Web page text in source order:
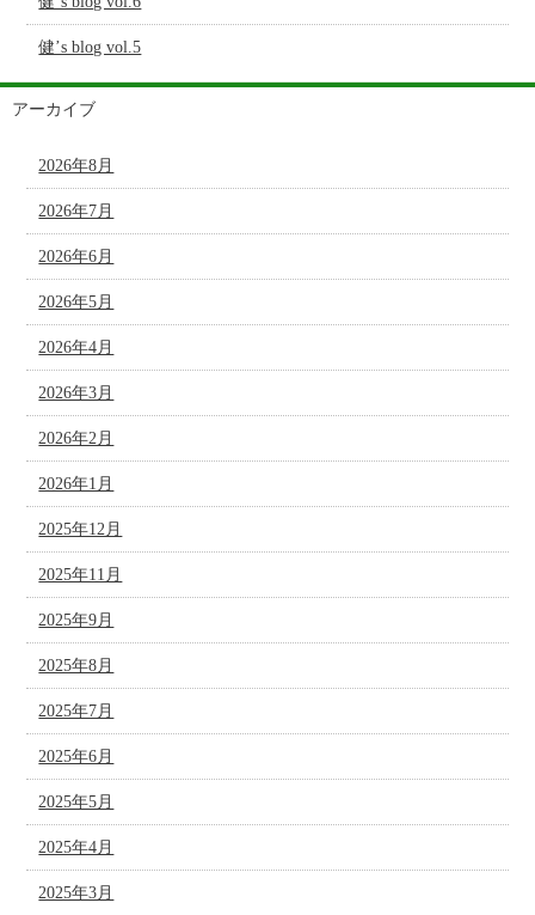
健’s blog vol.5
アーカイブ
2026年8月
2026年7月
2026年6月
2026年5月
2026年4月
2026年3月
2026年2月
2026年1月
2025年12月
2025年11月
2025年9月
2025年8月
2025年7月
2025年6月
2025年5月
2025年4月
2025年3月